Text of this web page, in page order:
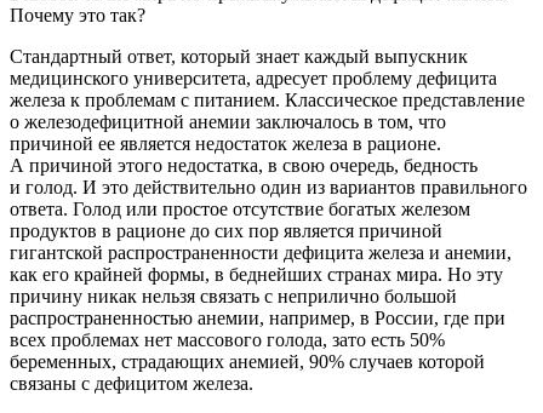
Почему это так?
Стандартный ответ, который знает каждый выпускник
медицинского университета, адресует проблему дефицита
железа к проблемам с питанием. Классическое представление
о железодефицитной анемии заключалось в том, что
причиной ее является недостаток железа в рационе.
А причиной этого недостатка, в свою очередь, бедность
и голод. И это действительно один из вариантов правильного
ответа. Голод или простое отсутствие богатых железом
продуктов в рационе до сих пор является причиной
гигантской распространенности дефицита железа и анемии,
как его крайней формы, в беднейших странах мира. Но эту
причину никак нельзя связать с неприлично большой
распространенностью анемии, например, в России, где при
всех проблемах нет массового голода, зато есть 50%
беременных, страдающих анемией, 90% случаев которой
связаны с дефицитом железа.